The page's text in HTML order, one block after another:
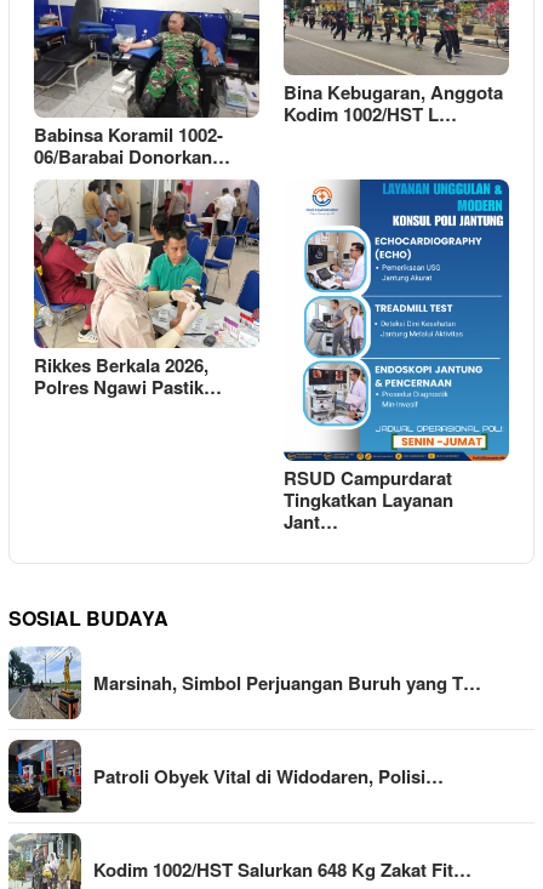
Babinsa Koramil 1002-
06/Barabai Donorkan…
Bina Kebugaran, Anggota
Kodim 1002/HST L…
Rikkes Berkala 2026,
Polres Ngawi Pastik…
RSUD Campurdarat
Tingkatkan Layanan
Jant…
SOSIAL BUDAYA
Marsinah, Simbol Perjuangan Buruh yang T…
Patroli Obyek Vital di Widodaren, Polisi…
Kodim 1002/HST Salurkan 648 Kg Zakat Fit…